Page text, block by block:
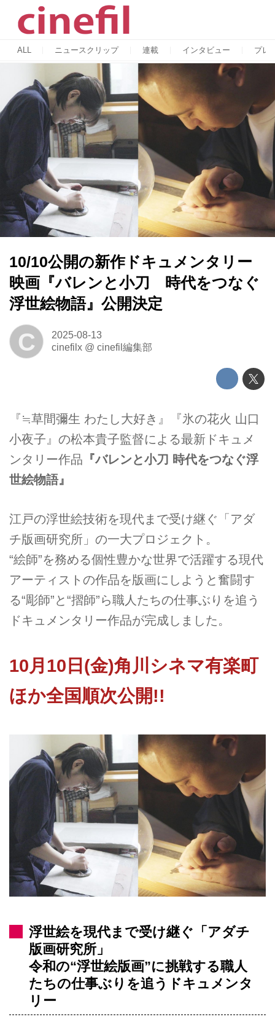
ALL ニュースクリップ 連載 インタビュー プレ
10/10公開の新作ドキュメンタリー
映画『バレンと小刀 時代をつなぐ
浮世絵物語』公開決定
C
2025-08-13
cinefilx@ cinefil編集部
『≒草間彌生 わたし大好き』『氷の花火 山口
小夜子』の松本貴子監督による最新ドキュメ
ンタリー作品 『バレンと小刀 時代をつなぐ浮
世絵物語』
江戸の浮世絵技術を現代まで受け継ぐ「アダ
チ版画研究所」の一大プロジェクト。
“絵師”を務める個性豊かな世界で活躍する現代
アーティストの作品を版画にしようと奮闘す
る“彫師”と“摺師”ら職人たちの仕事ぶりを追う
ドキュメンタリー作品が完成しました。
10月10日(金)角川シネマ有楽町
ほか全国順次公開!!
浮世絵を現代まで受け継ぐ「アダチ
版画研究所」
令和の“浮世絵版画”に挑戦する職人
たちの仕事ぶりを追うドキュメンタ
リー